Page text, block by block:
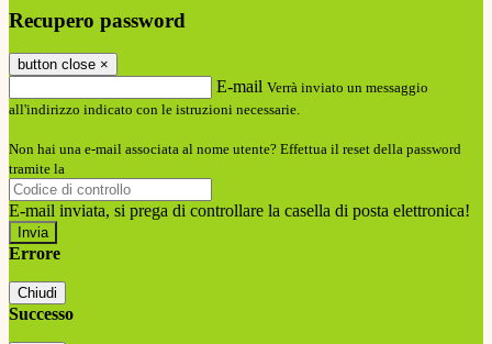
Recupero password
button close ×
E-mail Verrà inviato un messaggio
all'indirizzo indicato con le istruzioni necessarie.
Non hai una e-mail associata al nome utente? Effettua il reset della password
tramite la
E-mail inviata, si prega di controllare la casella di posta elettronica!
Errore
Chiudi
Successo